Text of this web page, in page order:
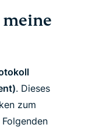
meine
. Dieses
zum